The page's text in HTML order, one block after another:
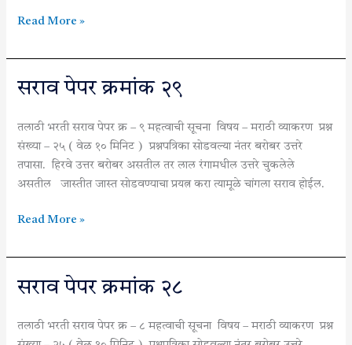
Read More »
सराव पेपर क्रमांक २९
तलाठी भरती सराव पेपर क्र – ९ महत्वाची सूचना विषय – मराठी व्याकरण प्रश्न
संख्या – २५ ( वेळ १० मिनिट ) प्रश्नपत्रिका सोडवल्या नंतर बरोबर उत्तरे
तपासा. हिरवे उत्तर बरोबर असतील तर लाल रंगामधील उत्तरे चुकलेले
असतील जास्तीत जास्त सोडवण्याचा प्रयत्न करा त्यामूळे चांगला सराव होईल.
सराव
क्रमांक
२९
Read More »
सराव पेपर क्रमांक २८
तलाठी भरती सराव पेपर क्र – ८ महत्वाची सूचना विषय – मराठी व्याकरण प्रश्न
सराव
क्रमांक
२८